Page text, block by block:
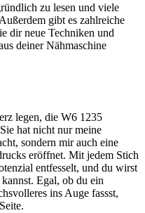
zu lesen und⁣ viele
gibt es ‍zahlreiche
‍dir ‍neue Techniken⁢ und
deiner Nähmaschine
legen, die‍ W6 ⁣1235
hat nicht nur meine
sondern mir auch eine
eröffnet. ​Mit jedem Stich
entfesselt, und du wirst
Egal,‍ ob du ein
ins Auge⁤ fassst,